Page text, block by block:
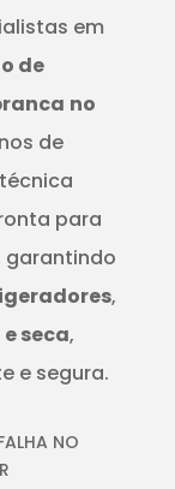
em
de
no
de
para
garantindo
,
seca,
e segura.
NO